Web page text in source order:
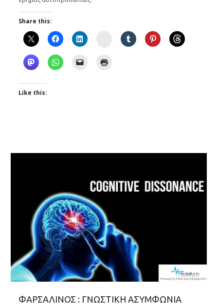
Share this:
Instagram
Like this:
ΦΑΡΣΑΛΙΝΟΣ : ΓΝΩΣΤΙΚΗ ΑΣΥΜΦΩΝΙΑ